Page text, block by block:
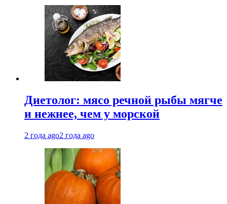
Диетолог: мясо речной рыбы мягче
и нежнее, чем у морской
2 года ago2 года ago